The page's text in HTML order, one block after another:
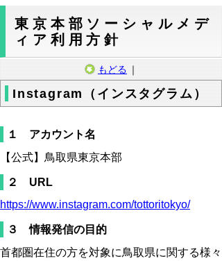
東京本部ソーシャルメデ
ィア利用方針
もどる ｜
Instagram（インスタグラム）
１ アカウント名
【公式】鳥取県東京本部
２ URL
https://www.instagram.com/tottoritokyo/
３ 情報発信の目的
首都圏在住の方を対象に鳥取県に関する様々